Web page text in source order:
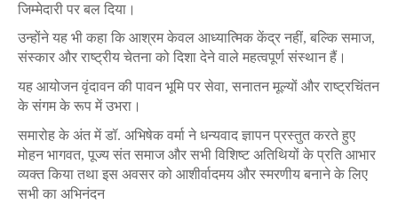
जिम्मेदारी पर बल दिया।
उन्होंने यह भी कहा कि आश्रम केवल आध्यात्मिक केंद्र नहीं, बल्कि समाज,
संस्कार और राष्ट्रीय चेतना को दिशा देने वाले महत्वपूर्ण संस्थान हैं।
यह आयोजन वृंदावन की पावन भूमि पर सेवा, सनातन मूल्यों और राष्ट्रचिंतन
के संगम के रूप में उभरा।
समारोह के अंत में डॉ. अभिषेक वर्मा ने धन्यवाद ज्ञापन प्रस्तुत करते हुए
मोहन भागवत, पूज्य संत समाज और सभी विशिष्ट अतिथियों के प्रति आभार
व्यक्त किया तथा इस अवसर को आशीर्वादमय और स्मरणीय बनाने के लिए
सभी का अभिनंदन